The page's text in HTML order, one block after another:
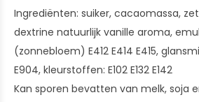
Ingrediënten: suiker, cacaomassa,
dextrine natuurlijk vanille aroma,
(zonnebloem) E412 E414 E415,
E904, kleurstoffen: E102 E132 E142
Kan sporen bevatten van melk, soja